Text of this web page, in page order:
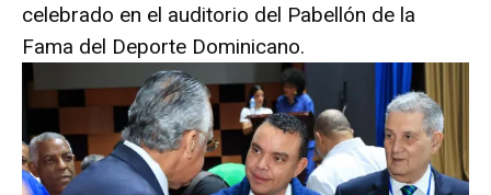
celebrado en el auditorio del Pabellón de la
Fama del Deporte Dominicano.